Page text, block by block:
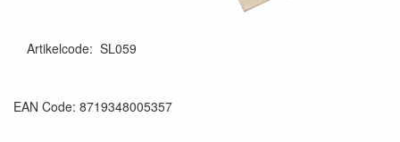
Artikelcode: SL059
EAN Code: 8719348005357